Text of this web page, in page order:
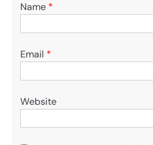
Name *
Email *
Website